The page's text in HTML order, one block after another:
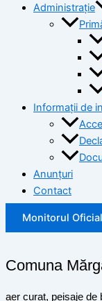
Administrație
Informații de
Anunțuri
Contact
Monitorul
Comuna
aer curat, peisaje de